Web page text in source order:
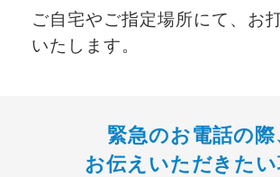
ご自宅やご指定場所にて、お
いたします。
緊急のお電話の際
お伝えいただきたい